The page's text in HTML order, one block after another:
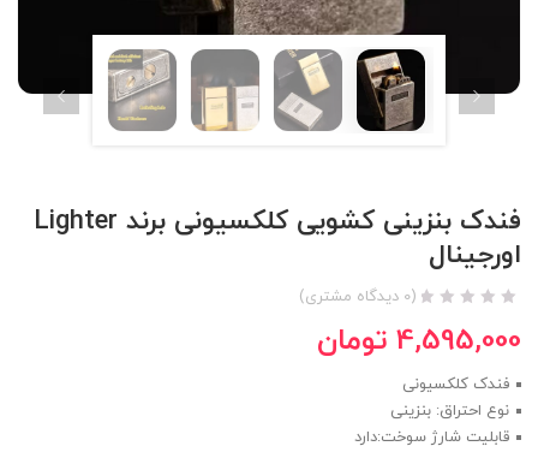
فندک بنزینی کشویی کلکسیونی برند Lighter
اورجینال
(
0 دیدگاه مشتری)
4,595,000 تومان
فندک کلکسیونی
نوع احتراق: بنزینی
قابلیت شارژ سوخت:دارد